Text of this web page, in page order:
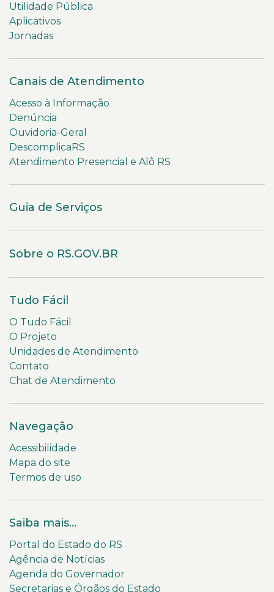
Utilidade Pública
Aplicativos
Jornadas
Canais de Atendimento
Acesso à Informação
Denúncia
Ouvidoria-Geral
DescomplicaRS
Atendimento Presencial e Alô RS
Guia de Serviços
Sobre o RS.GOV.BR
Tudo Fácil
O Tudo Fácil
O Projeto
Unidades de Atendimento
Contato
Chat de Atendimento
Navegação
Acessibilidade
Mapa do site
Termos de uso
Saiba mais...
Portal do Estado do RS
Agência de Notícias
Agenda do Governador
Secretarias e Órgãos do Estado